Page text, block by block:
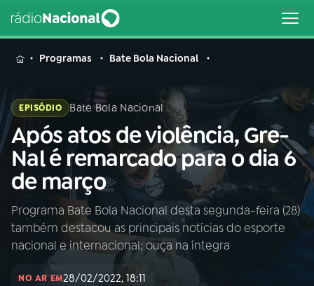
MENU
Buscar
na
Rádio
Nacional
Buscar
AO VIVO
01INÍCIO
Programas Bate Bola Nacional
EPISÓDIO Bate Bola Nacional
Após atos de violência, Gre-
Nal é remarcado para o dia 6
de março
Programa Bate Bola Nacional desta segunda-feira (28)
também destacou as principais notícias do esporte
nacional e internacional; ouça na íntegra
NO AR EM28/02/2022, 18:11